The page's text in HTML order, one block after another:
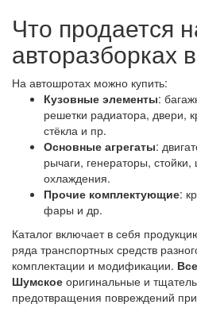
Что продается
авторазборках
На автошротах можно купить:
Кузовные элементы:
решетки радиатора, двери,
стёкла и пр.
Основные агрегаты:
рычаги, генераторы,
охлаждения.
Прочие комплектующие:
фары и др.
Каталог включает в себя
ряда транспортных средств
комплектации и модификации.
Шумское оригинальные и
предотвращения повреждений